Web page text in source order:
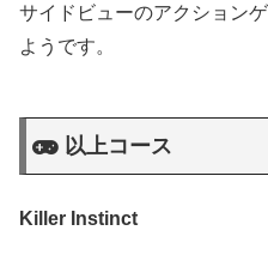
サイドビューのアクション
ようです。
以上コース
Killer Instinct